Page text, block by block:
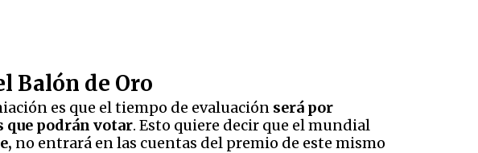
Balón de Oro
es que el tiempo de evaluación será por
que podrán votar. Esto quiere decir que el mundial
no entrará en las cuentas del premio de este mismo